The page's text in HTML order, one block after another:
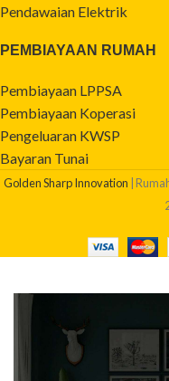
Pendawaian Elektrik
PEMBIAYAAN RUMAH
Pembiayaan LPPSA
Pembiayaan Koperasi
Pengeluaran KWSP
Bayaran Tunai
Golden Sharp Innovation |
BERAPAKAH